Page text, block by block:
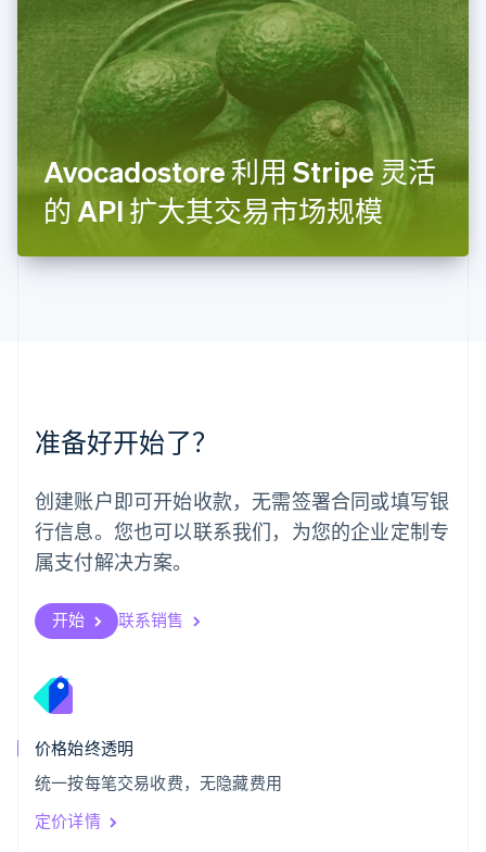
Avocadostore 利用 Stripe 灵活
的 API 扩大其交易市场规模
准备好开始了？
创建账户即可开始收款，无需签署合同或填写银
行信息。您也可以联系我们，为您的企业定制专
属支付解决方案。
开始 联系销售
价格始终透明
统一按每笔交易收费，无隐藏费用
定价详情
列支敦士登
DeutschEnglish
卢森堡
FrançaisDeutschEnglish
罗马尼亚
English
马尔他
English
马来西亚
美国
日本
日本語English
SvenskaEnglish
瑞士
DeutschFrançais ItalianoEnglish
塞浦路斯
斯洛伐克
English
English
泰国
ไทย
希腊
English
西班牙
Español
新加坡